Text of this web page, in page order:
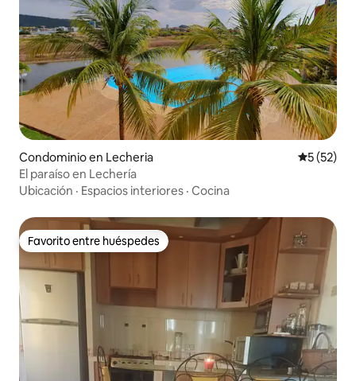
Condominio en Lecheria
5 (52)
El paraíso en Lechería
Ubicación · Espacios interiores · Cocina
Favorito entre huéspedes
Favorito entre huéspedes